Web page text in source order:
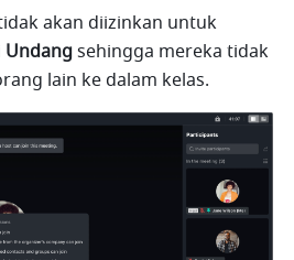
akan diizinkan untuk
Undang sehingga mereka tidak
lain ke dalam kelas.